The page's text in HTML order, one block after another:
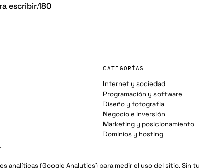
escribir.180
CATEGORÍAS
Internet y sociedad
Programación y software
Diseño y fotografía
Negocio e inversión
Marketing y posicionamiento
Dominios y hosting
analíticas (Google Analytics) para medir el uso del sitio. Sin tu